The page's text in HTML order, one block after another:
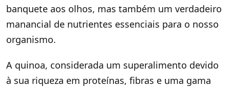
banquete aos olhos, mas também um verdadeiro
manancial de nutrientes essenciais para o nosso
organismo.
A quinoa, considerada um superalimento devido
à sua riqueza em proteínas, fibras e uma gama